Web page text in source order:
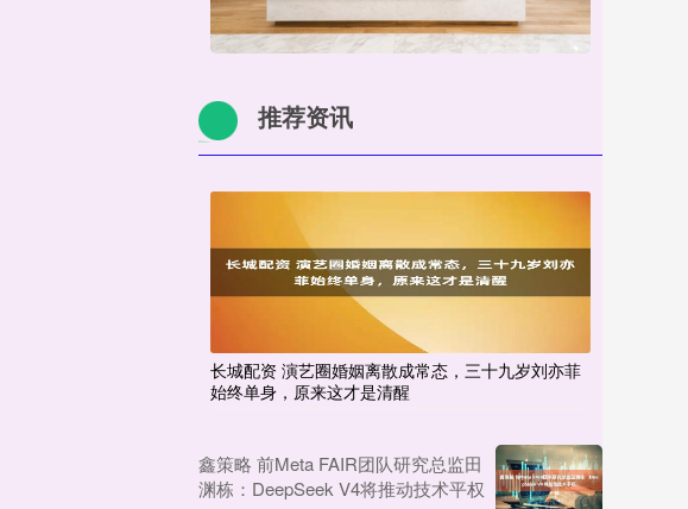
推荐资讯
长城配资 演艺圈婚姻离散成常态，三十九岁刘亦菲
始终单身，原来这才是清醒
鑫策略 前Meta FAIR团队研究总监田
渊栋：DeepSeek V4将推动技术平权